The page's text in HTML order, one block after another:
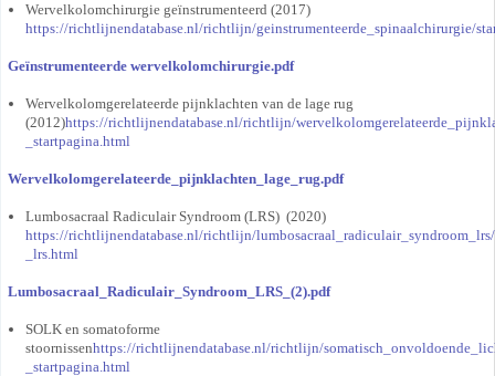
Wervelkolomchirurgie geïnstrumenteerd (2017)
https://richtlijnendatabase.nl/richtlijn/geinstrumenteerde_spinaalchirurgie/
Geïnstrumenteerde wervelkolomchirurgie.pdf
Wervelkolomgerelateerde pijnklachten van de lage rug
(2012)https://richtlijnendatabase.nl/richtlijn/
_startpagina.html
Wervelkolomgerelateerde_pijnklachten_lage_rug.pdf
Lumbosacraal Radiculair Syndroom (LRS) (2020)
https://richtlijnendatabase.nl/richtlijn/
_lrs.html
Lumbosacraal_Radiculair_Syndroom_LRS_(2).pdf
SOLK en somatoforme
stoornissenhttps://richtlijnendatabase.nl/richtlijn/
_startpagina.html